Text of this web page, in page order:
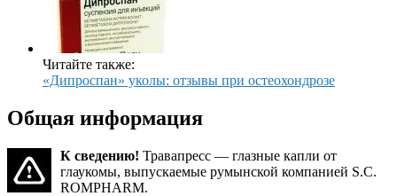
Читайте также:
«Дипроспан» уколы: отзывы при остеохондрозе
Общая информация
К сведению! Травапресс — глазные капли от
глаукомы, выпускаемые румынской компанией S.C.
ROMPHARM.